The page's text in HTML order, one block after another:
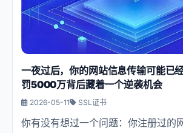
一夜过后，你的网站信息传输可能已
罚5000万背后藏着一个逆袭机会
2026-05-11 SSL证书
你有没有想过一个问题：你注册过的